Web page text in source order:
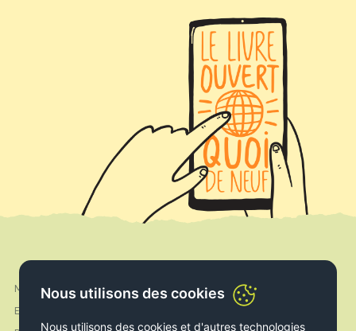
Nous utilisons des cookies
Nous utilisons des cookies et d'autres technologies
Mon compte
Expédition & Livraison
Facebook